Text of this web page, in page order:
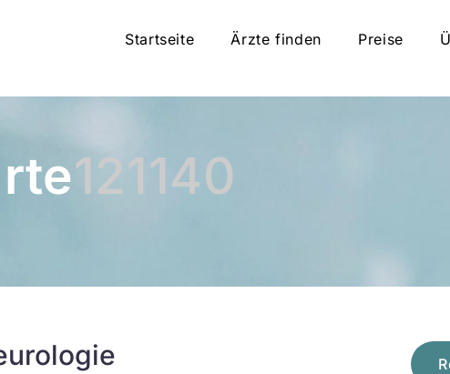
Startseite Ärzte finden Preise
121140